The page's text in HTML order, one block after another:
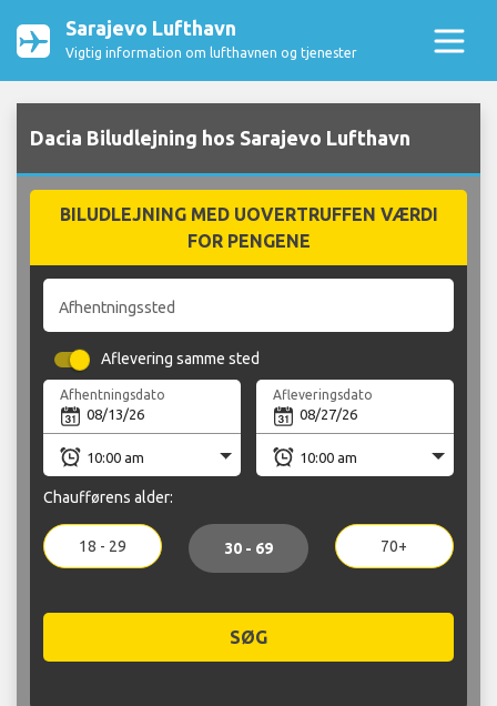
Sarajevo Lufthavn
Vigtig information om lufthavnen og tjenester
Dacia Biludlejning hos Sarajevo Lufthavn
BILUDLEJNING MED UOVERTRUFFEN VÆRDI
FOR PENGENE
Afhentningssted
Aflevering samme sted
Afhentningsdato Afleveringsdato
Chaufførens alder:
18 - 29 30 - 69 70+
SØG